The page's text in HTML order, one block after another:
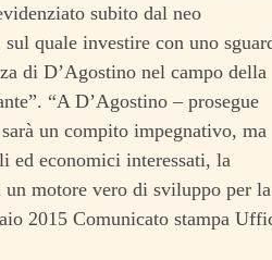
subito dal neo
quale investire con uno
di D’Agostino nel campo della
“A D’Agostino – prosegue
un compito impegnativo, ma
ed economici interessati, la
motore vero di sviluppo per la
2015 Comunicato stampa